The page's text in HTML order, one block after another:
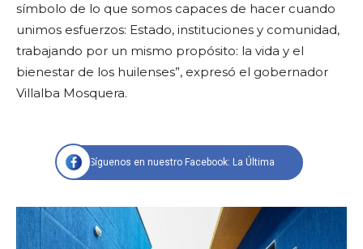
símbolo de lo que somos capaces de hacer cuando
unimos esfuerzos: Estado, instituciones y comunidad,
trabajando por un mismo propósito: la vida y el
bienestar de los huilenses”, expresó el gobernador
Villalba Mosquera.
Síguenos en nuestro Facebook: La Última